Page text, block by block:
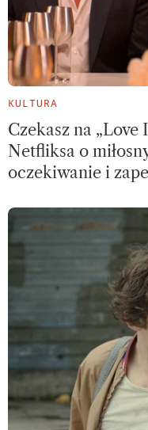
KULTURA
Czekasz na „Love
Netfliksa o
oczekiwanie i